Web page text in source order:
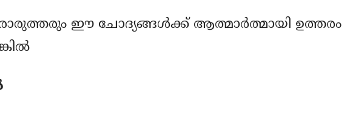
ഈ ചോദ്യങ്ങള്‍ക്ക് ആത്മാര്‍ത്മായി ഉത്തരം